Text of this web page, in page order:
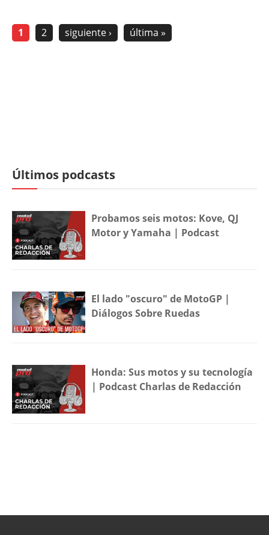
1 2 siguiente › última »
Últimos podcasts
Probamos seis motos: Kove, QJ
Motor y Yamaha | Podcast
El lado "oscuro" de MotoGP |
Diálogos Sobre Ruedas
Honda: Sus motos y su tecnología
| Podcast Charlas de Redacción